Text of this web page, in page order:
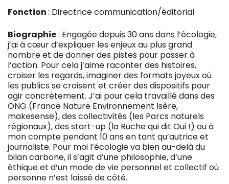
Fonction: Directrice communication/éditorial
Biographie: Engagée depuis 30 ans dans l’écologie,
j’ai à cœur d’expliquer les enjeux au plus grand
nombre et de donner des pistes pour passer à
l’action. Pour cela j’aime raconter des histoires,
croiser les regards, imaginer des formats joyeux où
les publics se croisent et créer des dispositifs pour
agir concrètement. J’ai pour cela travaillé dans des
ONG (France Nature Environnement Isère,
makesense), des collectivités (les Parcs naturels
régionaux), des start-up (la Ruche qui dit Oui !) ou à
mon compte pendant 10 ans en tant qu’autrice et
journaliste. Pour moi l’écologie va bien au-delà du
bilan carbone, il s’agit d’une philosophie, d’une
éthique et d’un mode de vie personnel et collectif où
personne n’est laissé de côté.